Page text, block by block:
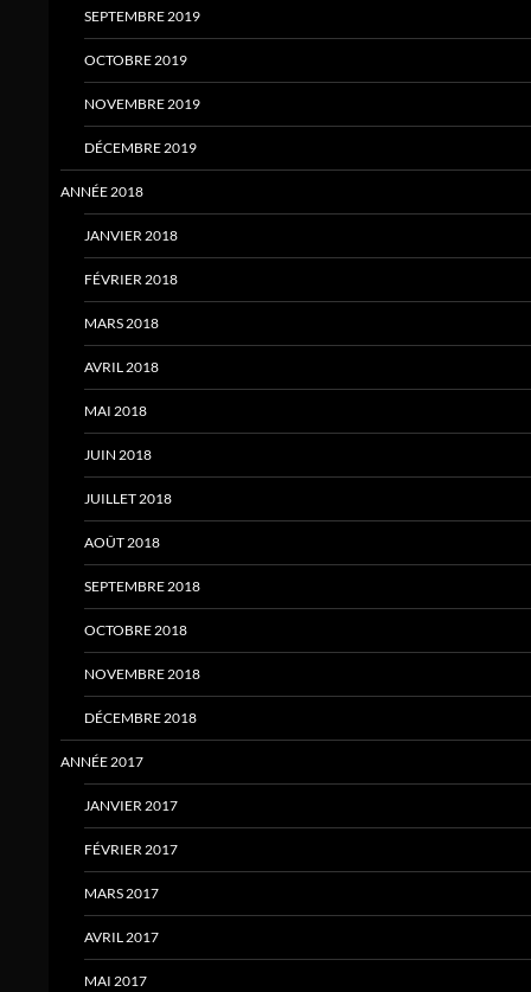
SEPTEMBRE 2019
OCTOBRE 2019
NOVEMBRE 2019
DÉCEMBRE 2019
ANNÉE 2018
JANVIER 2018
FÉVRIER 2018
MARS 2018
AVRIL 2018
MAI 2018
JUIN 2018
JUILLET 2018
AOÛT 2018
SEPTEMBRE 2018
OCTOBRE 2018
NOVEMBRE 2018
DÉCEMBRE 2018
ANNÉE 2017
JANVIER 2017
FÉVRIER 2017
MARS 2017
AVRIL 2017
MAI 2017